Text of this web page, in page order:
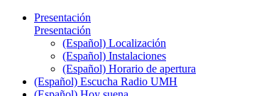
Presentación
Presentación
(Español) Localización
(Español) Instalaciones
(Español) Horario de apertura
(Español) Escucha Radio UMH